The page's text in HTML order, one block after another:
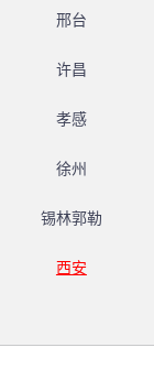
邢台
许昌
孝感
徐州
锡林郭勒
西安